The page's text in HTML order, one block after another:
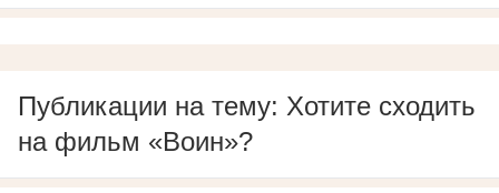
Публикации на тему: Хотите сходить
на фильм «Воин»?